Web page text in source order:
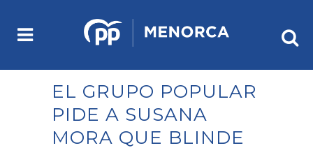
EL GRUPO POPULAR
PIDE A SUSANA
MORA QUE BLINDE